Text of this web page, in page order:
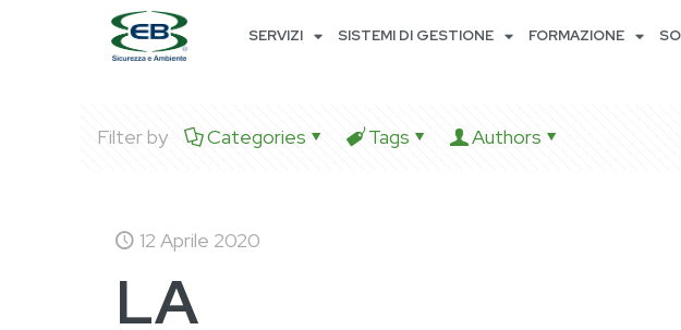
SERVIZI SISTEMI DI GESTIONE FORMAZIONE
Filter by Categories Tags Authors
12 Aprile 2020
LA